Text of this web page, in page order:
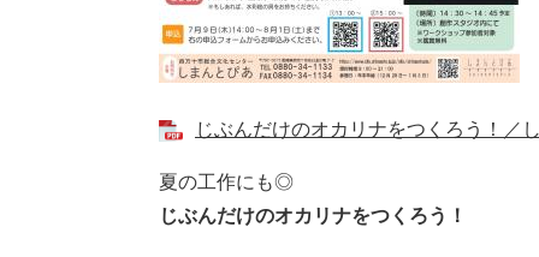
じぶんだけのオカリナをつくろう！／
夏の工作にも◎
じぶんだけのオカリナをつくろう！